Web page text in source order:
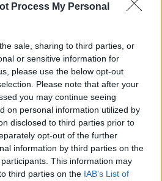
Process My Personal
sale, sharing to third parties, or
or sensitive information for
please use the below opt-out
Please note that after your
you may continue seeing
on personal information utilized by
disclosed to third parties prior to
opt-out of the further
information by third parties on the
participants. This information may
third parties on the IAB’s List of
καθρέφτη.
καφεΐνης
φρούτα και
ή και απλό περπάτημα
δραστηριότητα.